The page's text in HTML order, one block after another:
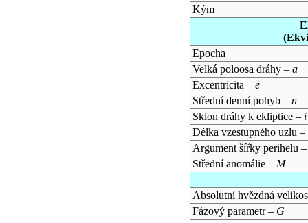
Kým
Epocha
Velká poloosa dráhy – a
Excentricita – e
Střední denní pohyb – n
Sklon dráhy k ekliptice – i
Délka vzestupného uzlu –
Argument šířky perihelu
Střední anomálie – M
Absolutní hvězdná
Fázový parametr – G